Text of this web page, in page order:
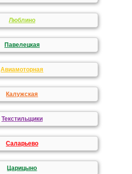
Люблино
Павелецкая
Авиамоторная
Калужская
Текстильщики
Саларьево
Царицыно